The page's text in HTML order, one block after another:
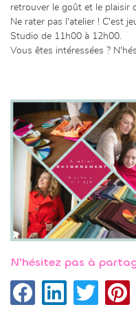
ACCUEIL
utilisant le formulaire de
retrouver le goût et le plaisir
Ne rater pas l'atelier ! C'est
Studio de 11h00 à 12h00.
Vous êtes intéressées ?
N'hésitez pas à